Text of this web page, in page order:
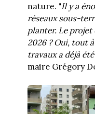
nature. "Il y a
réseaux sous-
planter. Le projet
2026 ? Oui, tout
travaux a déjà
maire Grégory